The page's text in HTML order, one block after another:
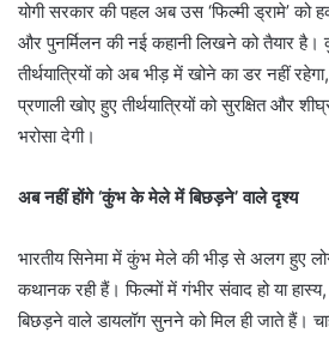
योगी सरकार की पहल अब उस ‘फिल्मी ड्रामे’ को
और पुनर्मिलन की नई कहानी लिखने को तैयार
तीर्थयात्रियों को अब भीड़ में खोने का डर नहीं
प्रणाली खोए हुए तीर्थयात्रियों को सुरक्षित और
भरोसा देगी।
अब नहीं होंगे ‘कुंभ के मेले में बिछड़ने’ वाले दृश्य
भारतीय सिनेमा में कुंभ मेले की भीड़ से अलग हुए
कथानक रही हैं। फिल्मों में गंभीर संवाद हो या
बिछड़ने वाले डायलॉग सुनने को मिल ही जाते हैं।